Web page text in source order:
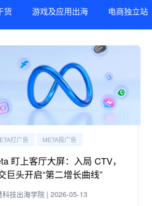
货 游戏及应用出海 电商独立站
打广告 META投广告
盯上客厅大屏：入局 CTV，
巨头开启“第二增长曲线”
科技出海学院 | 2026-05-13